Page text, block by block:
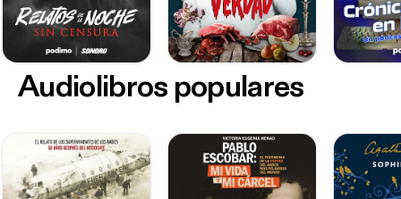
Audiolibros populares